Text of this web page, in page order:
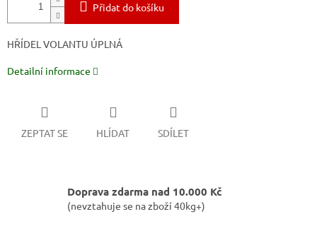
Přidat do košíku
HŘÍDEL VOLANTU ÚPLNÁ
Detailní informace
ZEPTAT SE HLÍDAT SDÍLET
Doprava zdarma nad 10.000 Kč
(nevztahuje se na zboží 40kg+)